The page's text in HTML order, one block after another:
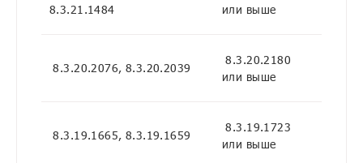
8.3.21.1484
или выше
8.3.20.2076, 8.3.20.2039
8.3.20.2180
или выше
8.3.19.1665, 8.3.19.1659
8.3.19.1723
или выше